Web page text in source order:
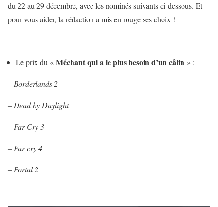
du 22 au 29 décembre, avec les nominés suivants ci-dessous. Et
pour vous aider, la rédaction a mis en rouge ses choix !
Le prix du « Méchant qui a le plus besoin d’un câlin » :
– Borderlands 2
– Dead by Daylight
– Far Cry 3
– Far cry 4
– Portal 2